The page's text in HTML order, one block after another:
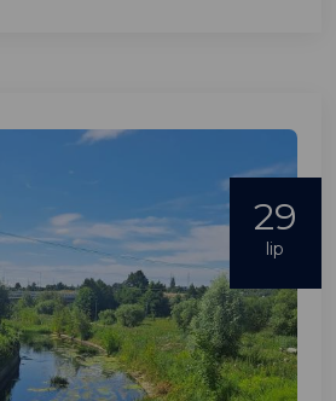
29
lip